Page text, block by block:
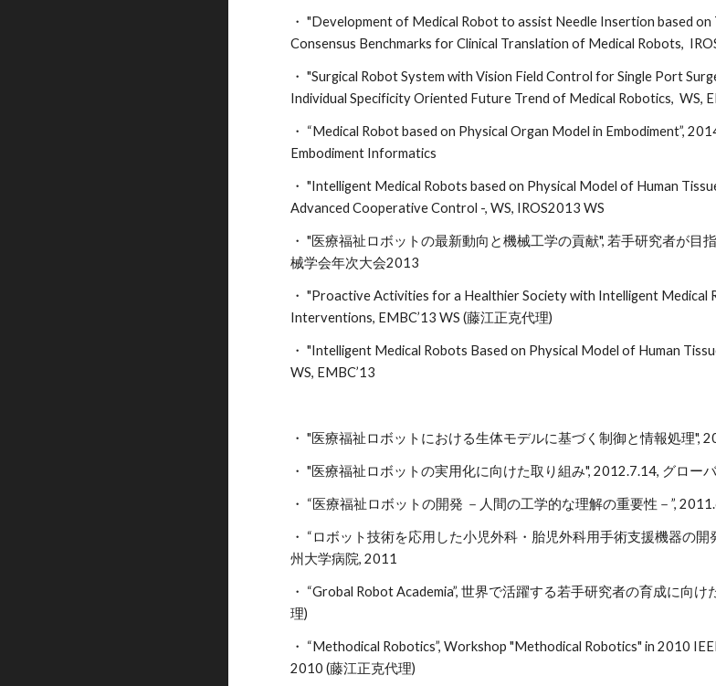
・ "Development of Medical Robot to assist Needle Insertion based
Consensus Benchmarks for Clinical Translation of Medical Robots,
・ "Surgical Robot System with Vision Field Control for Single Port
Individual Specificity Oriented Future Trend of Medical Robotics, WS,
・ “Medical Robot based on Physical Organ Model in Embodiment”,
Embodiment Informatics
・ "Intelligent Medical Robots based on Physical Model of Human
Advanced Cooperative Control -, WS, IROS2013 WS
・ "医療福祉ロボットの最新動向と機械工学の貢献", 若手研究者が
械学会年次大会2013
・ "Proactive Activities for a Healthier Society with Intelligent
Interventions, EMBC’13 WS (藤江正克代理)
・ "Intelligent Medical Robots Based on Physical Model of Human
WS, EMBC’13
・ "医療福祉ロボットにおける生体モデルに基づく制御と情報処理",
・ "医療福祉ロボットの実用化に向けた取り組み", 2012.7.14, グロ
・ “医療福祉ロボットの開発 －人間の工学的な理解の重要性－”,
・ “ロボット技術を応用した小児外科・胎児外科用手術支援機器の
州大学病院, 2011
・ “Grobal Robot Academia”, 世界で活躍する若手研究者の育成に
理)
・ “Methodical Robotics”, Workshop "Methodical Robotics" in 2010
2010 (藤江正克代理)